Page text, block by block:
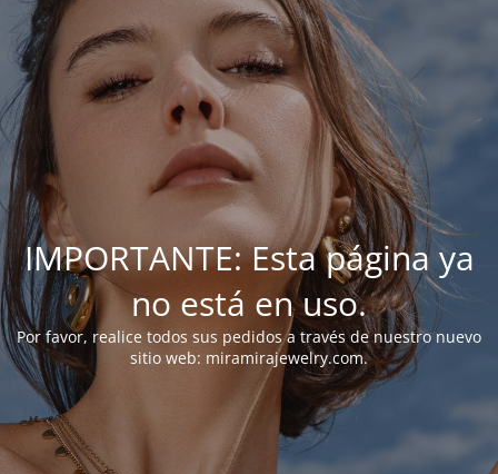
IMPORTANTE: Esta página ya
no está en uso.
Por favor, realice todos sus pedidos a través de nuestro nuevo
sitio web: miramirajewelry.com.